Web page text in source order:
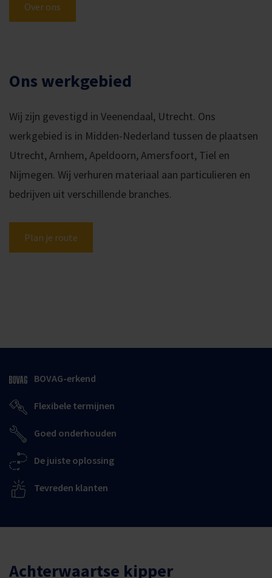
Over ons
Ons werkgebied
Wij zijn gevestigd in Veenendaal, Utrecht. Ons
werkgebied is in Midden-Nederland tussen de plaatsen
Utrecht, Arnhem, Apeldoorn, Amersfoort, Tiel en
Nijmegen. Wij verhuren materiaal aan particulieren en
bedrijven uit verschillende branches.
Plan je route
BOVAG-erkend
Flexibele termijnen
Goed onderhouden
De juiste oplossing
Tevreden klanten
Achterwaartse kipper